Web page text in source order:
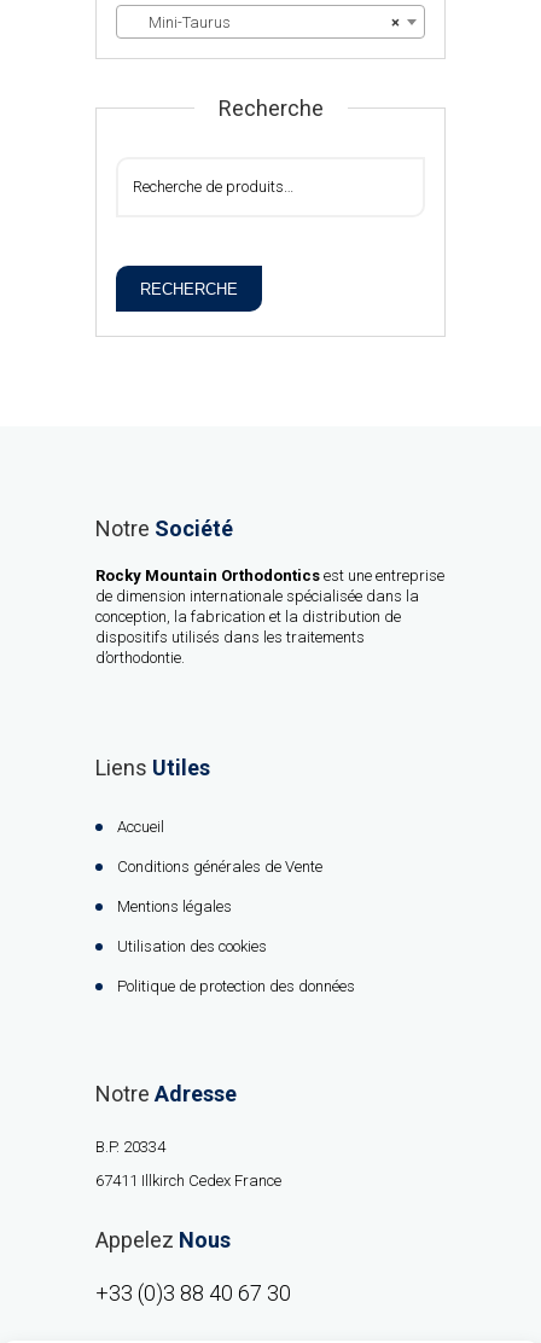
×
Mini-Taurus
Recherche
RECHERCHE
Notre Société
Rocky Mountain Orthodontics est une entreprise
de dimension internationale spécialisée dans la
conception, la fabrication et la distribution de
dispositifs utilisés dans les traitements
d’orthodontie.
Liens Utiles
Accueil
Conditions générales de Vente
Mentions légales
Utilisation des cookies
Politique de protection des données
Notre Adresse
B.P. 20334
67411 Illkirch Cedex France
Appelez Nous
+33 (0)3 88 40 67 30